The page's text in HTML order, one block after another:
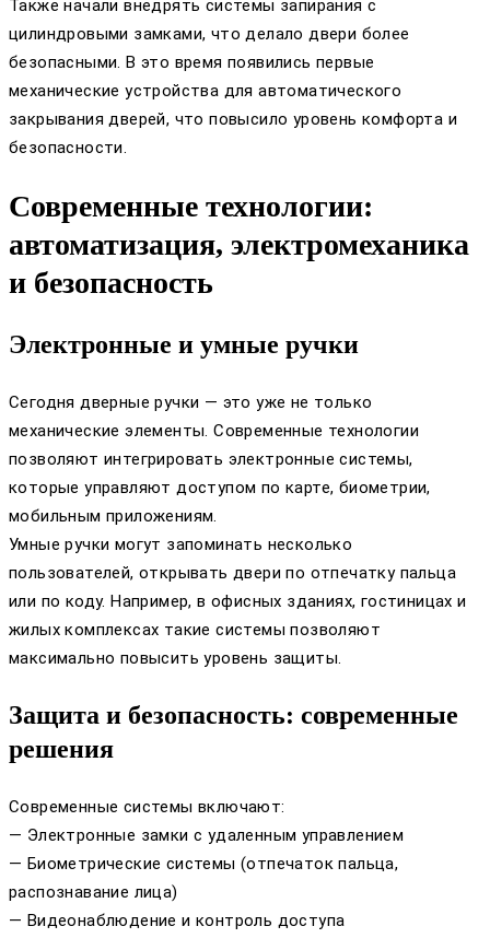
Также начали внедрять системы запирания с
цилиндровыми замками, что делало двери более
безопасными. В это время появились первые
механические устройства для автоматического
закрывания дверей, что повысило уровень комфорта и
безопасности.
Современные технологии:
автоматизация, электромеханика
и безопасность
Электронные и умные ручки
Сегодня дверные ручки — это уже не только
механические элементы. Современные технологии
позволяют интегрировать электронные системы,
которые управляют доступом по карте, биометрии,
мобильным приложениям.
Умные ручки могут запоминать несколько
пользователей, открывать двери по отпечатку пальца
или по коду. Например, в офисных зданиях, гостиницах и
жилых комплексах такие системы позволяют
максимально повысить уровень защиты.
Защита и безопасность: современные
решения
Современные системы включают:
— Электронные замки с удаленным управлением
— Биометрические системы (отпечаток пальца,
распознавание лица)
— Видеонаблюдение и контроль доступа